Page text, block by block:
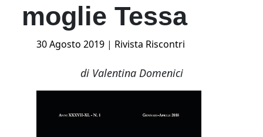
moglie Tessa
Posted
30 Agosto 2019 | Rivista Riscontri
di Valentina Domenici